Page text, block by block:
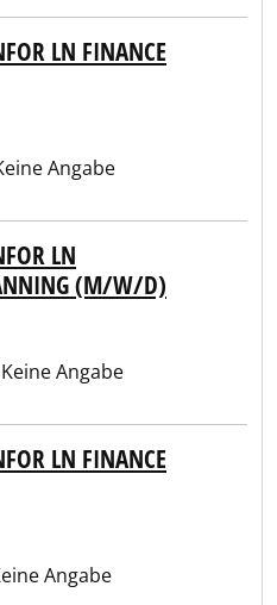
LN FINANCE
Angabe
LN
(M/W/D)
Keine Angabe
LN FINANCE
Angabe